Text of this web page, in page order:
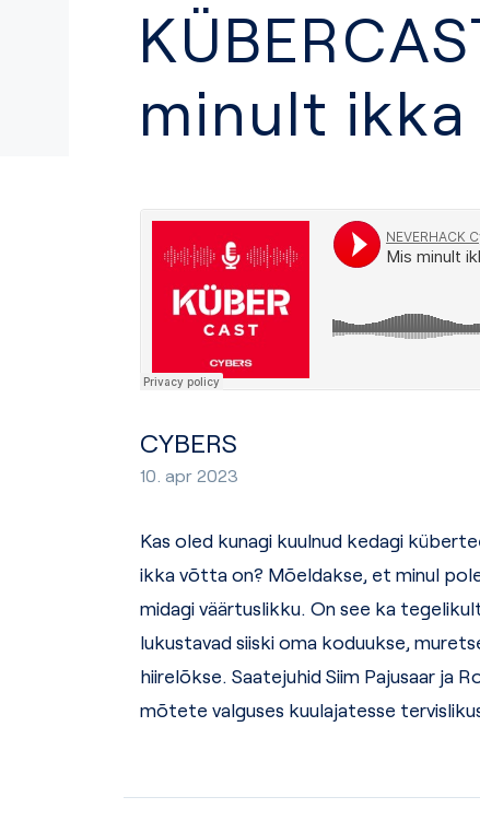
minult
CYBERS
10. apr 2023
Kas oled kunagi kuulnud kedagi
ikka võtta on? Mõeldakse, et minul
midagi väärtuslikku. On see ka
lukustavad siiski oma koduukse,
hiirelõkse. Saatejuhid Siim Pajusaar ja
mõtete valguses kuulajatesse